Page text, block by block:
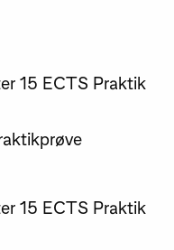
15 ECTS Praktik
15 ECTS Praktik